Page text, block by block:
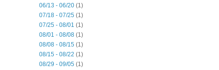
06/13 - 06/20 (1)
07/18 - 07/25 (1)
07/25 - 08/01 (1)
08/01 - 08/08 (1)
08/08 - 08/15 (1)
08/15 - 08/22 (1)
08/29 - 09/05 (1)